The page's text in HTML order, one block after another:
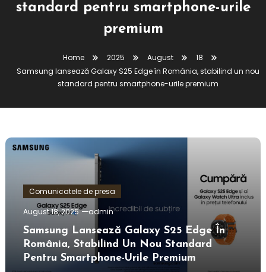
standard pentru smartphone-urile
premium
Home 2025 August
18
Samsung lansează Galaxy S25 Edge în România, stabilind un nou
standard pentru smartphone-urile premium
Comunicatele de presa
August 18, 2025
admin
Samsung Lansează Galaxy S25 Edge În
România, Stabilind Un Nou Standard
Pentru Smartphone-Urile Premium